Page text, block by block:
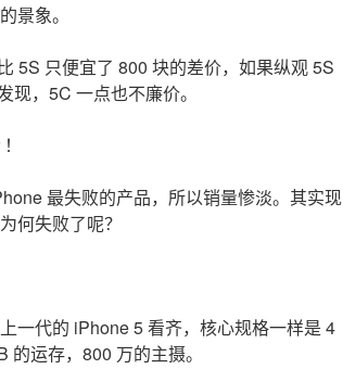
景象。
5S 只便宜了 800 块的差价，如果纵观 5S
，5C 一点也不廉价。
最失败的产品，所以销量惨淡。其实现
何失败了呢？
一代的 iPhone 5 看齐，核心规格一样是 4
运存，800 万的主摄。